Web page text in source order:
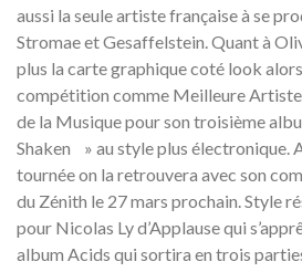
aussi la seule artiste française à se
Stromae et Gesaffelstein. Quant à
plus la carte graphique coté look alors
compétition comme Meilleure
de la Musique pour son troisième
Shaken » au style plus électronique.
tournée on la retrouvera avec son
du Zénith le 27 mars prochain. Style
pour Nicolas Ly d’Applause qui
album Acids qui sortira en trois